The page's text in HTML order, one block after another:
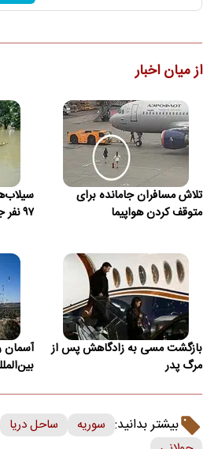
از میان اخبار
تلاش مسافران جامانده برای
متوقف کردن هواپیما
۹۷ نفر جان باختند
بازگشت مسی به زادگاهش پس از
مرگ پدر
آسمان
بیشتر بدانید: سوریه ساحل دریا